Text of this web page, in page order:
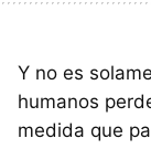
Y no es
humanos
medida que